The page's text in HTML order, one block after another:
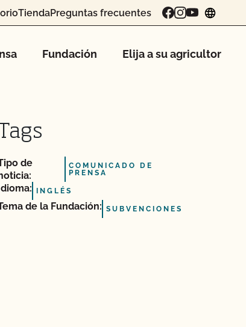
TiendaPreguntas frecuentes
Fundación Elija a su agricultor
de
COMUNICADO DE
PRENSA
INGLÉS
de la Fundación: SUBVENCIONES